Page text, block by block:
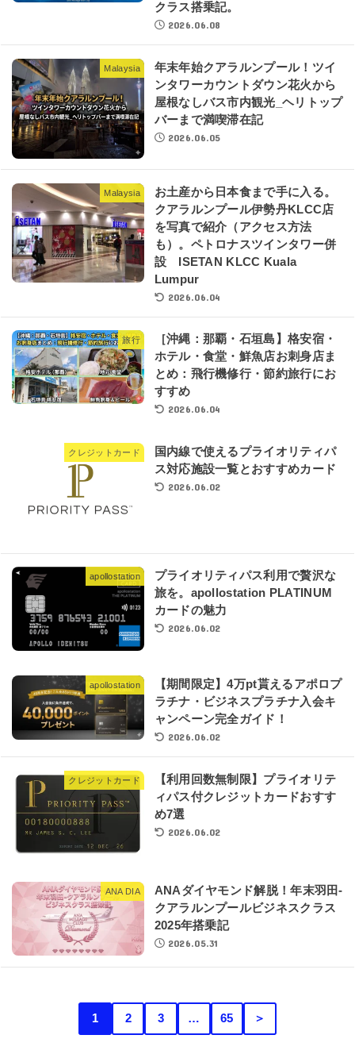
クラス搭乗記。
2026.06.08
Malaysia
年末年始クアラルンプール！ツイ
ンタワーカウントダウン花火から
屋根なしバス市内観光_ヘリトップ
バーまで満喫滞在記
2026.06.05
Malaysia
お土産から日本食まで手に入る。
クアラルンプール伊勢丹KLCC店
を写真で紹介（アクセス方法
も）。ペトロナスツインタワー併
設 ISETAN KLCC Kuala
Lumpur
2026.06.04
旅行
［沖縄：那覇・石垣島】格安宿・
ホテル・食堂・鮮魚店お刺身店ま
とめ：飛行機修行・節約旅行にお
すすめ
2026.06.04
クレジットカード
国内線で使えるプライオリティパ
ス対応施設一覧とおすすめカード
2026.06.02
apollostation
プライオリティパス利用で贅沢な
旅を。apollostation PLATINUM
カードの魅力
2026.06.02
apollostation
【期間限定】4万pt貰えるアポロプ
ラチナ・ビジネスプラチナ入会キ
ャンペーン完全ガイド！
2026.06.02
クレジットカード
【利用回数無制限】プライオリテ
ィパス付クレジットカードおすす
め7選
2026.06.02
ANA DIA
ANAダイヤモンド解脱！年末羽田-
クアラルンプールビジネスクラス
2025年搭乗記
2026.05.31
1 2 3 … 65 ＞